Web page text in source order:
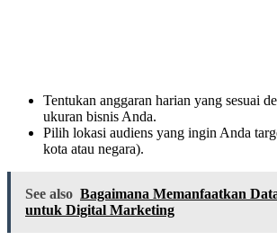
Tentukan anggaran harian yang sesuai
ukuran bisnis Anda.
Pilih lokasi audiens yang ingin Anda
kota atau negara).
See also Bagaimana Memanfaatkan
untuk Digital Marketing